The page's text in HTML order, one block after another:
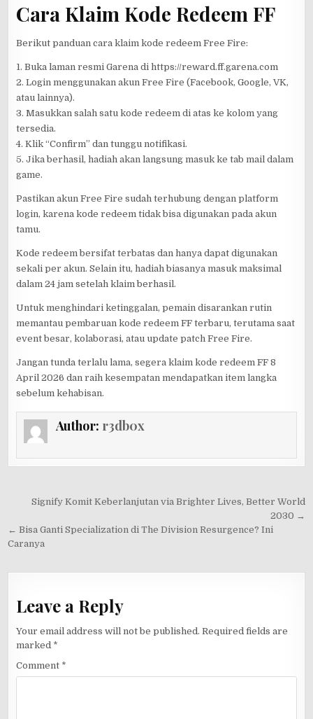
Cara Klaim Kode Redeem FF
Berikut panduan cara klaim kode redeem Free Fire:
1. Buka laman resmi Garena di https://reward.ff.garena.com
2. Login menggunakan akun Free Fire (Facebook, Google, VK,
atau lainnya).
3. Masukkan salah satu kode redeem di atas ke kolom yang
tersedia.
4. Klik “Confirm” dan tunggu notifikasi.
5. Jika berhasil, hadiah akan langsung masuk ke tab mail dalam
game.
Pastikan akun Free Fire sudah terhubung dengan platform
login, karena kode redeem tidak bisa digunakan pada akun
tamu.
Kode redeem bersifat terbatas dan hanya dapat digunakan
sekali per akun. Selain itu, hadiah biasanya masuk maksimal
dalam 24 jam setelah klaim berhasil.
Untuk menghindari ketinggalan, pemain disarankan rutin
memantau pembaruan kode redeem FF terbaru, terutama saat
event besar, kolaborasi, atau update patch Free Fire.
Jangan tunda terlalu lama, segera klaim kode redeem FF 8
April 2026 dan raih kesempatan mendapatkan item langka
sebelum kehabisan.
Author: r3db0x
Post
navigation
Signify Komit Keberlanjutan via Brighter Lives, Better World
2030 →
← Bisa Ganti Specialization di The Division Resurgence? Ini
Caranya
Leave a Reply
Your email address will not be published. Required fields are
marked *
Comment *